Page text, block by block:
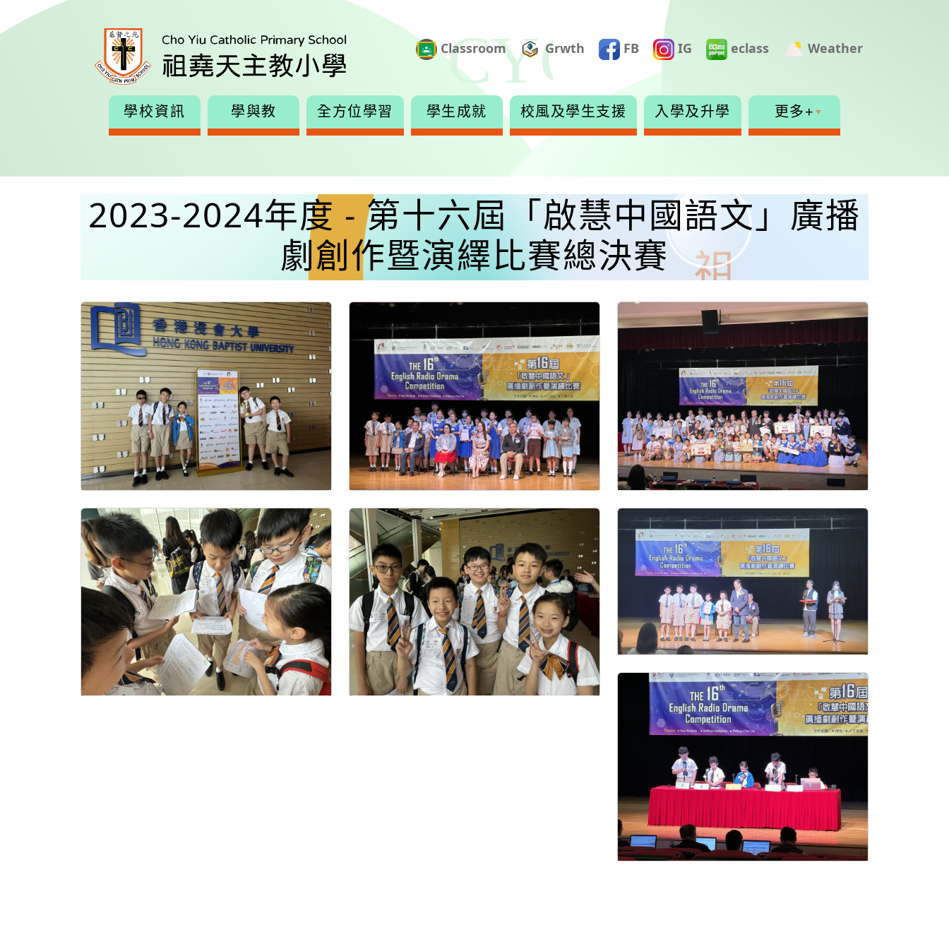
Classroom Grwth FB IG eclass Weather
學校資訊 學與教 全方位學習 學生成就 校風及學生支援 入學及升學 更多+
2023-2024年度 - 第十六屆「啟慧中國語文」廣播
劇創作暨演繹比賽總決賽